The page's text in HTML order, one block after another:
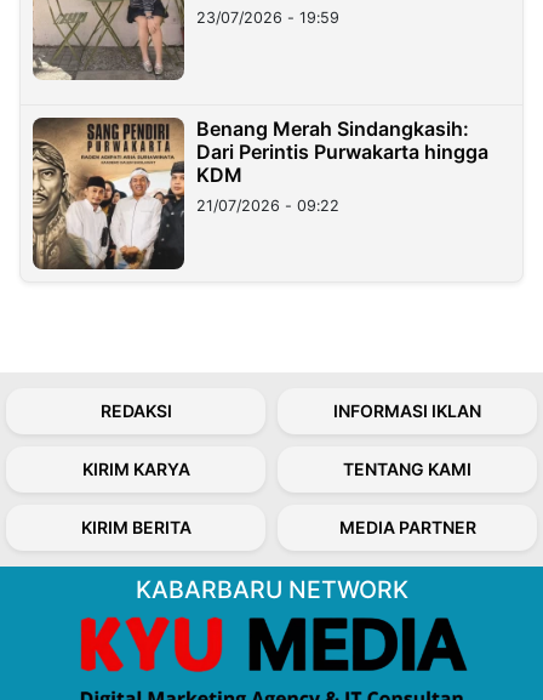
23/07/2026 - 19:59
Benang Merah Sindangkasih:
Dari Perintis Purwakarta hingga
KDM
21/07/2026 - 09:22
REDAKSI INFORMASI IKLAN
KIRIM KARYA TENTANG KAMI
KIRIM BERITA MEDIA PARTNER
KABARBARU NETWORK